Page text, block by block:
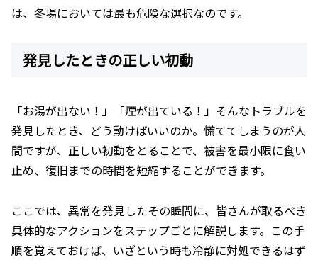
は、冬場においては最も危険な選択なのです。
発見したときの正しい初動
「お湯が出ない！」「煙が出ている！」そんなトラブルを
発見したとき、どう動けばいいのか。慌ててしまうのが人
間ですが、正しい初動をとることで、被害を最小限に食い
止め、復旧までの時間を短縮することができます。
ここでは、異常を発見したその瞬間に、皆さんが取るべき
具体的なアクションをステップごとに解説します。この手
順を覚えておけば、いざという時も冷静に対処できるはず